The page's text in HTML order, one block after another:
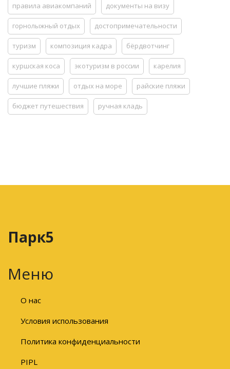
правила авиакомпаний документы на визу
горнолыжный отдых достопримечательности
туризм композиция кадра бёрдвотчинг
куршская коса экотуризм в россии карелия
лучшие пляжи отдых на море райские пляжи
бюджет путешествия ручная кладь
Парк5
Меню
О нас
Условия использования
Политика конфиденциальности
PIPL